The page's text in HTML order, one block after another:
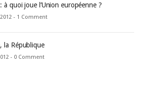
à quoi joue l’Union européenne ?
- 1 Comment
la République
- 0 Comment